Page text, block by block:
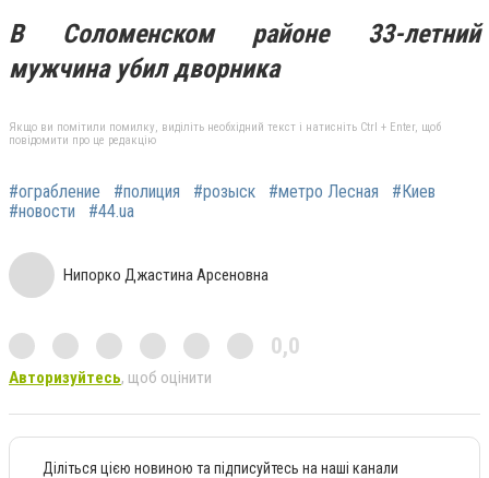
В Соломенском районе 33-летний
мужчина убил дворника
Якщо ви помітили помилку, виділіть необхідний текст і натисніть Ctrl + Enter, щоб
повідомити про це редакцію
#ограбление #полиция #розыск #метро Лесная
#Киев
#новости
#44.ua
Нипорко Джастина Арсеновна
0,0
Авторизуйтесь, щоб оцінити
Діліться цією новиною та підписуйтесь на наші канали